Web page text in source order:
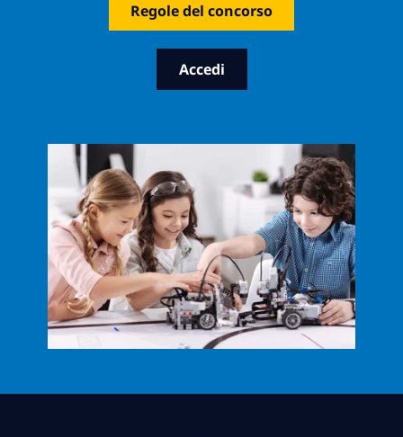
Regole del concorso
Accedi